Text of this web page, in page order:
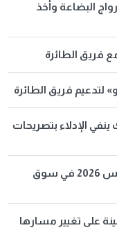
البضاعة وأخذ
فريق الطائرة
لتدعيم فريق الطائرة
الإدلاء بتصريحات
أسعار الأسماك اليوم الاثنين 10 أغسطس 2026 في سوق
الأمريكية: أجبرنا 55 سفينة على تغيير مسارها